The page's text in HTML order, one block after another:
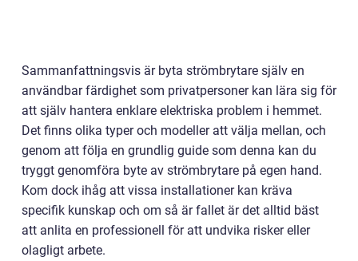
Sammanfattningsvis är byta strömbrytare själv en
användbar färdighet som privatpersoner kan lära sig för
att själv hantera enklare elektriska problem i hemmet.
Det finns olika typer och modeller att välja mellan, och
genom att följa en grundlig guide som denna kan du
tryggt genomföra byte av strömbrytare på egen hand.
Kom dock ihåg att vissa installationer kan kräva
specifik kunskap och om så är fallet är det alltid bäst
att anlita en professionell för att undvika risker eller
olagligt arbete.